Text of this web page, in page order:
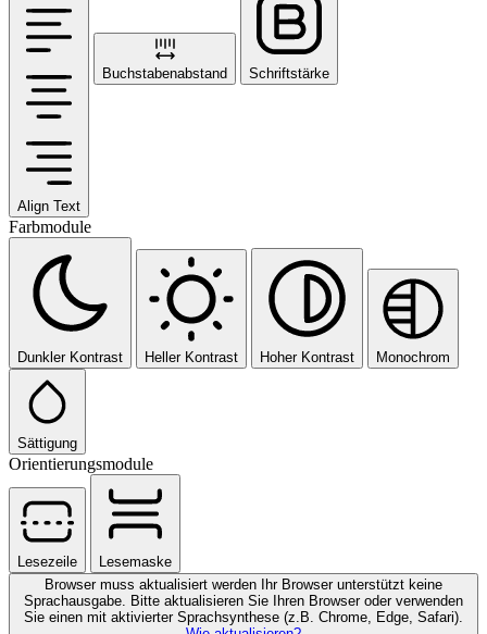
Align Text
Buchstabenabstand Schriftstärke
Farbmodule
Dunkler Kontrast Heller Kontrast Hoher Kontrast Monochrom
Sättigung
Orientierungsmodule
Lesezeile
Lesemaske
Browser muss aktualisiert werden
Ihr Browser unterstützt keine
Sprachausgabe. Bitte aktualisieren Sie Ihren Browser oder verwenden
Sie einen mit aktivierter Sprachsynthese (z.B. Chrome, Edge, Safari).